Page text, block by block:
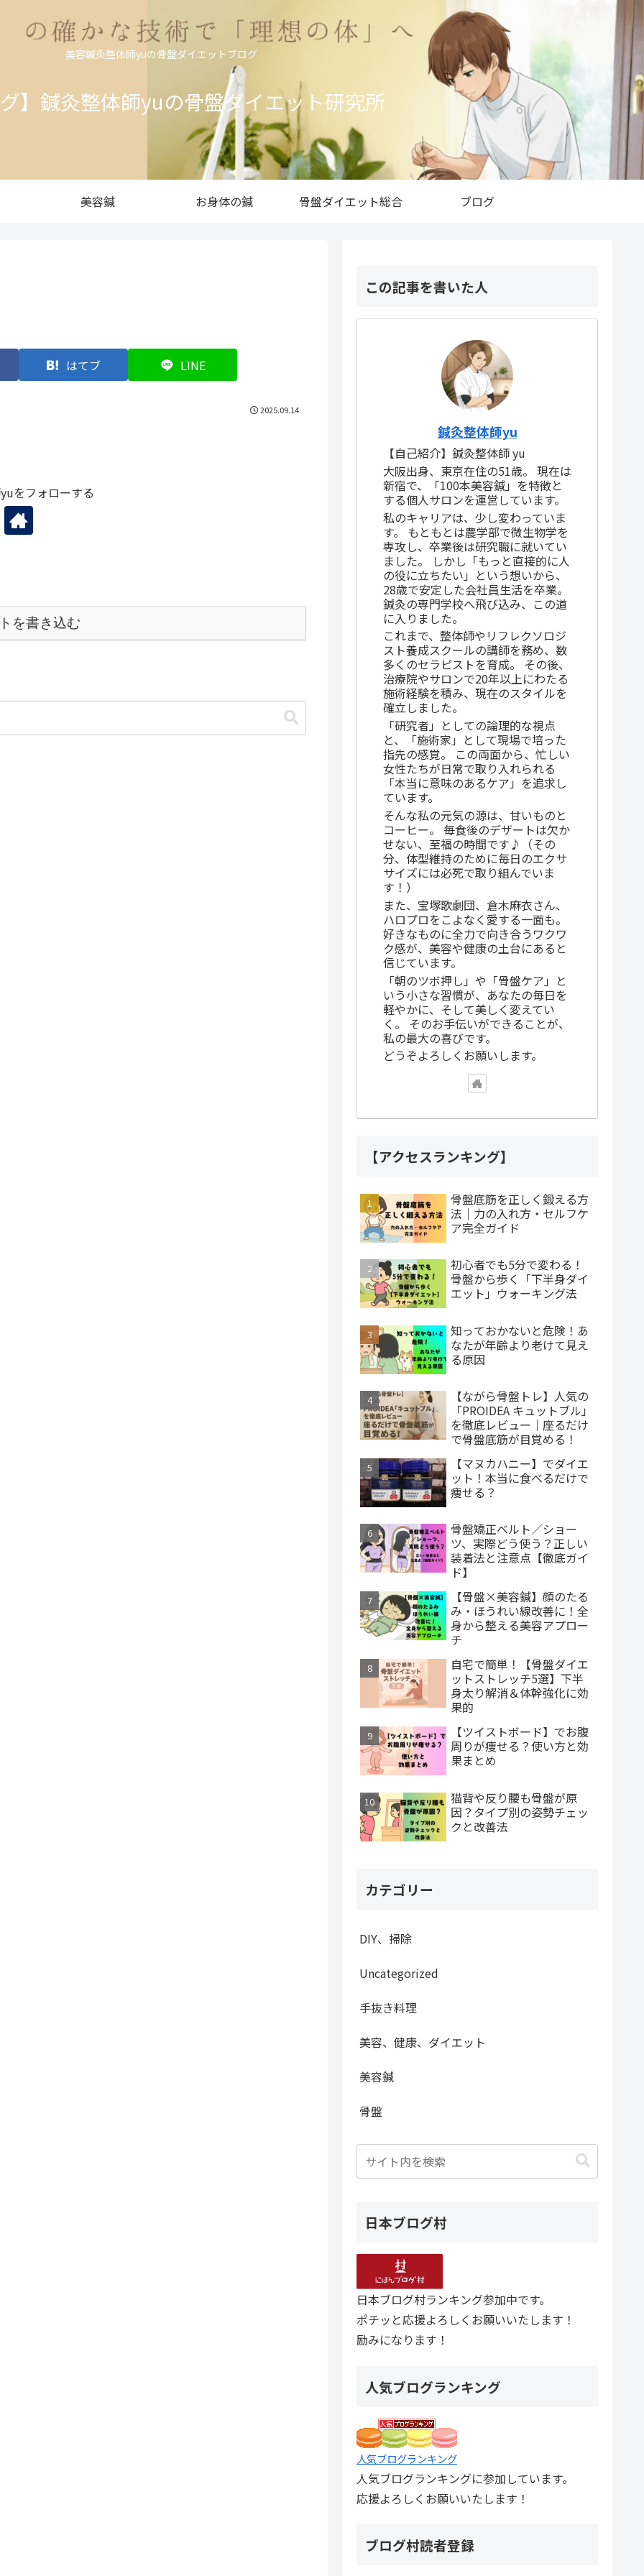
美容鍼灸整体師yuの骨盤ダイエットブログ
】鍼灸整体師yuの骨盤ダイエット研究所
美容鍼 お身体の鍼 骨盤ダイエット総合 ブログ
はてブ LINE
2025.09.14
をフォローする
を書き込む
この記事を書いた人
鍼灸整体師yu
【自己紹介】鍼灸整体師 yu
大阪出身、東京在住の51歳。 現在は
新宿で、「100本美容鍼」を特徴と
する個人サロンを運営しています。
私のキャリアは、少し変わっていま
す。 もともとは農学部で微生物学を
専攻し、卒業後は研究職に就いてい
ました。 しかし「もっと直接的に人
の役に立ちたい」という想いから、
28歳で安定した会社員生活を卒業。
鍼灸の専門学校へ飛び込み、この道
に入りました。
これまで、整体師やリフレクソロジ
スト養成スクールの講師を務め、数
多くのセラピストを育成。 その後、
治療院やサロンで20年以上にわたる
施術経験を積み、現在のスタイルを
確立しました。
「研究者」としての論理的な視点
と、「施術家」として現場で培った
指先の感覚。 この両面から、忙しい
女性たちが日常で取り入れられる
「本当に意味のあるケア」を追求し
ています。
そんな私の元気の源は、甘いものと
コーヒー。 毎食後のデザートは欠か
せない、至福の時間です♪（その
分、体型維持のために毎日のエクサ
サイズには必死で取り組んでいま
す！）
また、宝塚歌劇団、倉木麻衣さん、
ハロプロをこよなく愛する一面も。
好きなものに全力で向き合うワクワ
ク感が、美容や健康の土台にあると
信じています。
「朝のツボ押し」や「骨盤ケア」と
いう小さな習慣が、あなたの毎日を
軽やかに、そして美しく変えてい
く。 そのお手伝いができることが、
私の最大の喜びです。
どうぞよろしくお願いします。
【アクセスランキング】
骨盤底筋を正しく鍛える方
法｜力の入れ方・セルフケ
ア完全ガイド
初心者でも5分で変わる！
骨盤から歩く「下半身ダイ
エット」ウォーキング法
知っておかないと危険！あ
なたが年齢より老けて見え
る原因
【ながら骨盤トレ】人気の
「PROIDEA キュットブル」
を徹底レビュー｜座るだけ
で骨盤底筋が目覚める！
【マヌカハニー】でダイエ
ット！本当に食べるだけで
痩せる？
骨盤矯正ベルト／ショー
ツ、実際どう使う？正しい
装着法と注意点【徹底ガイ
ド】
【骨盤×美容鍼】顔のたる
み・ほうれい線改善に！全
身から整える美容アプロー
チ
自宅で簡単！【骨盤ダイエ
ットストレッチ5選】下半
身太り解消＆体幹強化に効
果的
【ツイストボード】でお腹
周りが痩せる？使い方と効
果まとめ
猫背や反り腰も骨盤が原
因？タイプ別の姿勢チェッ
クと改善法
カテゴリー
DIY、掃除
Uncategorized
手抜き料理
美容、健康、ダイエット
美容鍼
骨盤
日本ブログ村
日本ブログ村ランキング参加中です。
ポチッと応援よろしくお願いいたします！
励みになります！
人気ブログランキング
人気ブログランキング
人気ブログランキングに参加しています。
応援よろしくお願いいたします！
ブログ村読者登録